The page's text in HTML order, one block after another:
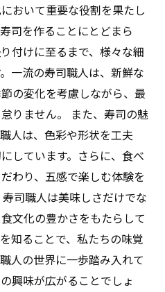
おいて重要な役割を果たし
司を作ることにとどまら
付けに至るまで、様々な細
一流の寿司職人は、新鮮な
の変化を考慮しながら、最
りません。 また、寿司の魅
人は、色彩や形状を工夫
しています。さらに、食べ
わり、五感で楽しむ体験を
司職人は美味しさだけでな
文化の豊かさをもたらして
知ることで、私たちの味覚
人の世界に一歩踏み入れて
興味が広がることでしょ